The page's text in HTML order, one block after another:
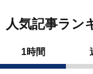
人気記事ラン
1時間